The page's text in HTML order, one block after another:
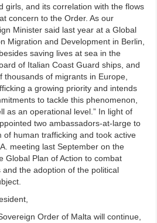
girls, and its correlation with the flows
concern to the Order. As our
Minister said last year at a Global
Migration and Development in Berlin,
saving lives at sea in the
of Italian Coast Guard ships, and
thousands of migrants in Europe,
a growing priority and intends
to tackle this phenomenon,
as an operational level.” In light of
two ambassadors-at-large to
of human trafficking and took active
meeting last September on the
Global Plan of Action to combat
the adoption of the political
Order of Malta will continue,